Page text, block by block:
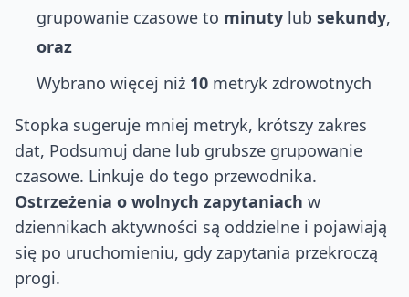
grupowanie czasowe to minuty lub sekundy,
oraz
Wybrano więcej niż 10 metryk zdrowotnych
Stopka sugeruje mniej metryk, krótszy zakres
dat, Podsumuj dane lub grubsze grupowanie
czasowe. Linkuje do tego przewodnika.
Ostrzeżenia o wolnych zapytaniach w
dziennikach aktywności są oddzielne i pojawiają
się po uruchomieniu, gdy zapytania przekroczą
progi.